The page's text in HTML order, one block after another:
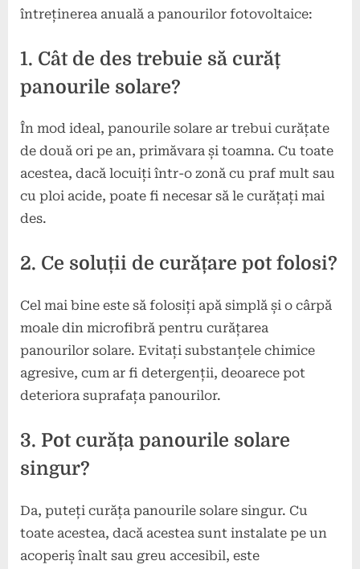
întreținerea anuală a panourilor fotovoltaice:
1. Cât de des trebuie să curăț
panourile solare?
În mod ideal, panourile solare ar trebui curățate
de două ori pe an, primăvara și toamna. Cu toate
acestea, dacă locuiți într-o zonă cu praf mult sau
cu ploi acide, poate fi necesar să le curățați mai
des.
2. Ce soluții de curățare pot folosi?
Cel mai bine este să folosiți apă simplă și o cârpă
moale din microfibră pentru curățarea
panourilor solare. Evitați substanțele chimice
agresive, cum ar fi detergenții, deoarece pot
deteriora suprafața panourilor.
3. Pot curăța panourile solare
singur?
Da, puteți curăța panourile solare singur. Cu
toate acestea, dacă acestea sunt instalate pe un
acoperiș înalt sau greu accesibil, este